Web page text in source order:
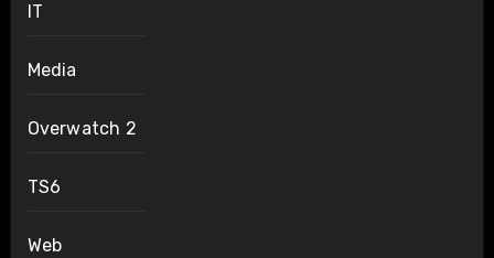
IT
Media
Overwatch 2
TS6
Web